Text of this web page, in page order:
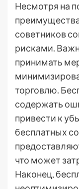
Несмотря на
советников
рисками.
принимать
торговлю.
содержать
привести к
бесплатных
что может
Наконец,